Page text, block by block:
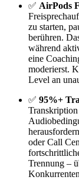
✅ AirPods
zu starten,
berühren.
während
eine
moderierst.
Level an
✅ 95%+
oder Call
Trennung –